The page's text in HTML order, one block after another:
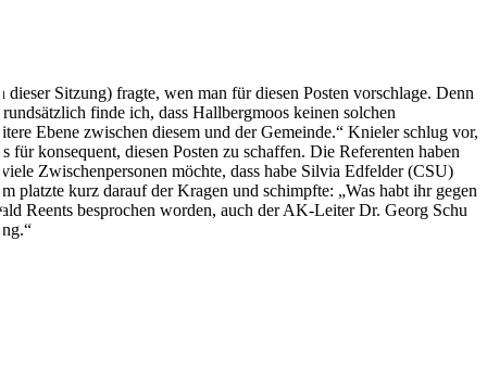
Sitzung) fragte, wen man für diesen Posten vorschlage. Denn
finde ich, dass Hallbergmoos keinen solchen
Ebene zwischen diesem und der Gemeinde.“ Knieler schlug vor,
konsequent, diesen Posten zu schaffen. Die Referenten haben
Zwischenpersonen möchte, dass habe Silvia Edfelder (CSU)
platzte kurz darauf der Kragen und schimpfte: „Was habt ihr gegen
Reents besprochen worden, auch der AK-Leiter Dr. Georg Schu